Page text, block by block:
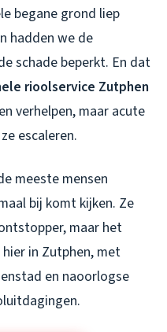
begane grond liep
hadden we de
schade beperkt. En dat
rioolservice Zutphen
verhelpen, maar acute
escaleren.
meeste mensen
bij komt kijken. Ze
maar het
in Zutphen, met
en naoorlogse